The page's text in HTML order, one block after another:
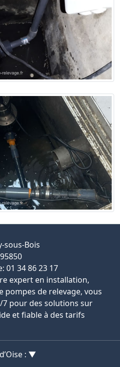
sous-Bois
95850
01 34 86 23 17
expert en installation,
de relevage, vous
pour des solutions sur
et fiable à des tarifs
: ▼